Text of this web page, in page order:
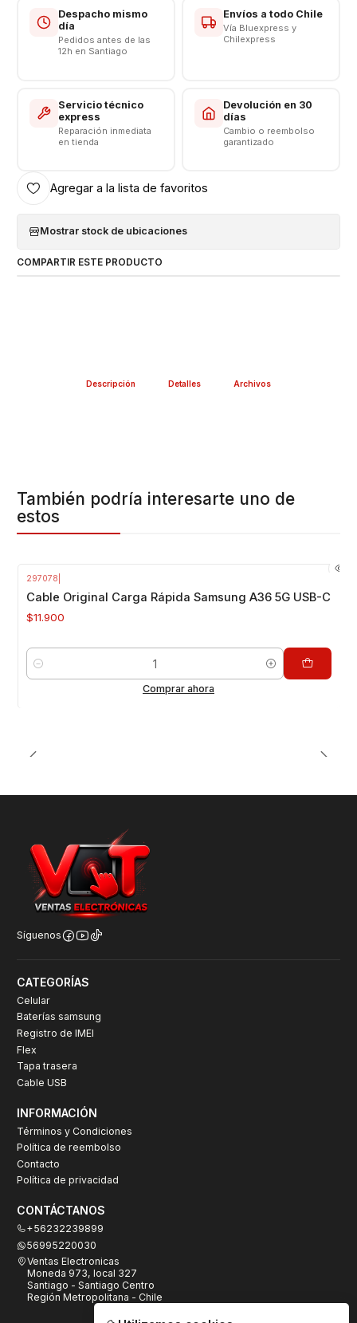
Modelo: EP-DR140AWZ
Compatibilidad Carga Rápida - Carga Turbo
Salida Tipo USB A C
Somos VENTAS ELECTRONICAS
Despacho mismo
día
Pedidos antes de las
12h en Santiago
Envíos a todo Chile
Vía Bluexpress y
Chilexpress
Servicio técnico
express
Reparación inmediata
en tienda
Devolución en 30
días
Cambio o reembolso
garantizado
Agregar a la lista de favoritos
Mostrar stock de ubicaciones
COMPARTIR ESTE PRODUCTO
Descripción Detalles Archivos
También podría interesarte uno de
estos
297078
Cable Original Carga Rápida Samsung A36 5G USB-C
$11.900
Cantidad
Comprar ahora
Síguenos
CATEGORÍAS
Celular
Baterías samsung
Registro de IMEI
Flex
Tapa trasera
Cable USB
INFORMACIÓN
Términos y Condiciones
Política de reembolso
Contacto
Política de privacidad
CONTÁCTANOS
+56232239899
56995220030
Ventas Electronicas
Moneda 973, local 327
Santiago - Santiago Centro
Región Metropolitana - Chile